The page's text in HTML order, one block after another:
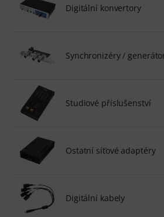
Digitální konvertory
Synchronizéry /
Studiové příslušenství
Ostatní síťové adaptéry
Digitální kabely